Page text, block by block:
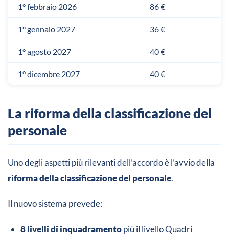
1° febbraio 2026 86 €
1° gennaio 2027 36 €
1° agosto 2027 40 €
1° dicembre 2027 40 €
La riforma della classificazione del
personale
Uno degli aspetti più rilevanti dell’accordo è l’avvio della
riforma della classificazione del personale.
Il nuovo sistema prevede:
8 livelli di inquadramentopiù il livello Quadri